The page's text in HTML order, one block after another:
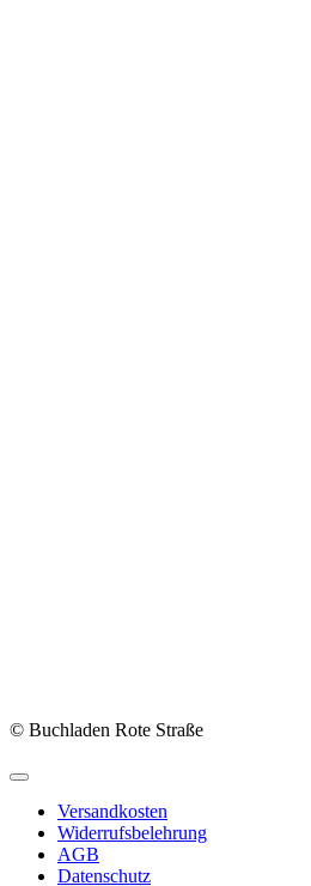
© Buchladen Rote Straße
Versandkosten
Widerrufsbelehrung
AGB
Datenschutz